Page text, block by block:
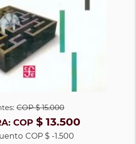
COP$ 15.000
COP$ 13.500
COP $ -1.500